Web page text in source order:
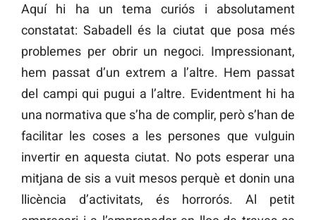
Aquí hi ha un tema curiós i absolutament
constatat: Sabadell és la ciutat que posa més
problemes per obrir un negoci. Impressionant,
hem passat d’un extrem a l’altre. Hem passat
del campi qui pugui a l’altre. Evidentment hi ha
una normativa que s’ha de complir, però s’han de
facilitar les coses a les persones que vulguin
invertir en aquesta ciutat. No pots esperar una
mitjana de sis a vuit mesos perquè et donin una
llicència d’activitats, és horrorós. Al petit